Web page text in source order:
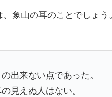
象山の耳のことでしょう。
出来ない点であった。
見えぬ人はない。